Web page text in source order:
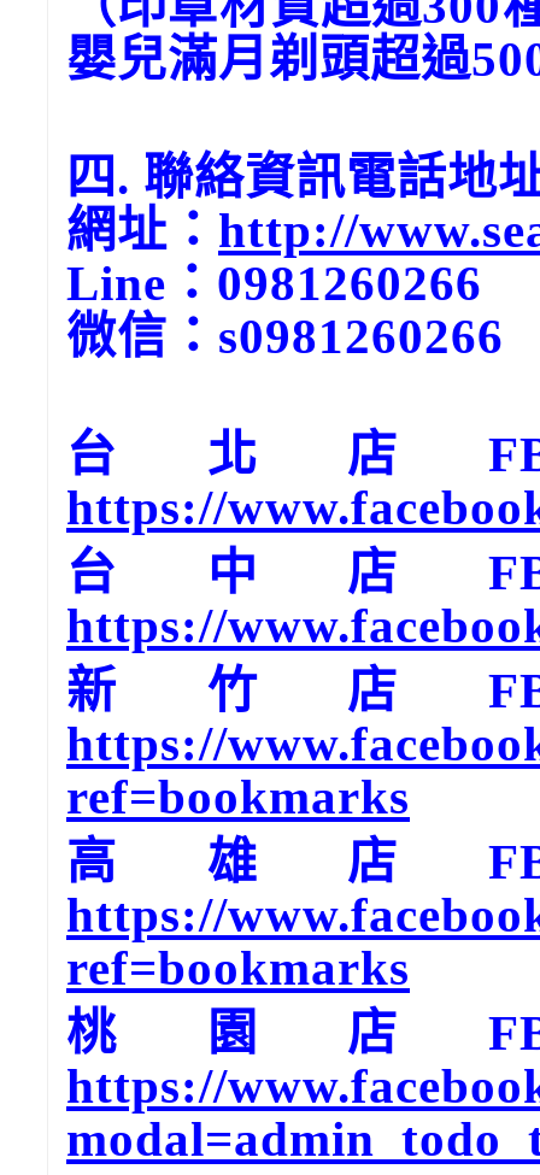
嬰兒滿月剃頭超過
四. 聯絡資訊電話地
網址： http://
Line：0981260266
微信：s0981260266
台北店
https://
台中店
https://
新竹店
https://
ref=bookmarks
高雄店
https://
ref=bookmarks
桃園店
https://